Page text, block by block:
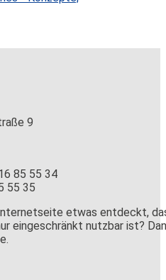
9
85 55 34
55 35
etwas entdeckt,
eingeschränkt nutzbar ist?